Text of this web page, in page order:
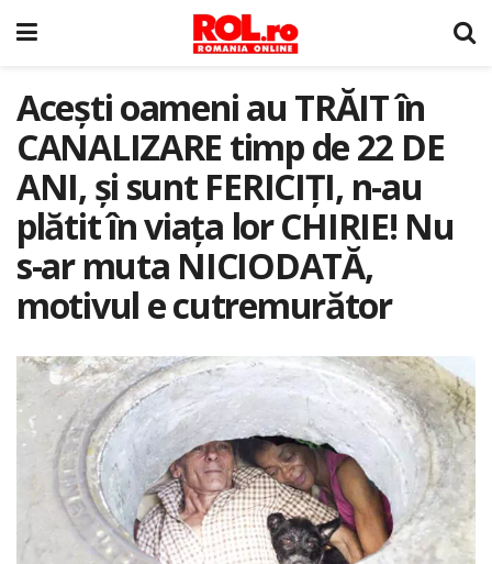
Acești oameni au TRĂIT în
CANALIZARE timp de 22 DE
ANI, și sunt FERICIȚI, n-au
plătit în viața lor CHIRIE! Nu
s-ar muta NICIODATĂ,
motivul e cutremurător